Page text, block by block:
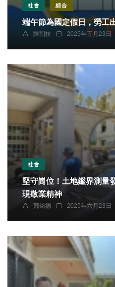
社會 綜合
端午節為國定假日，勞工
陳朝枝 2025年五月23日
社會
堅守崗位！土地鑑界測量發生車禍 竹
現敬業精神
鄭銘德 2025年六月23日